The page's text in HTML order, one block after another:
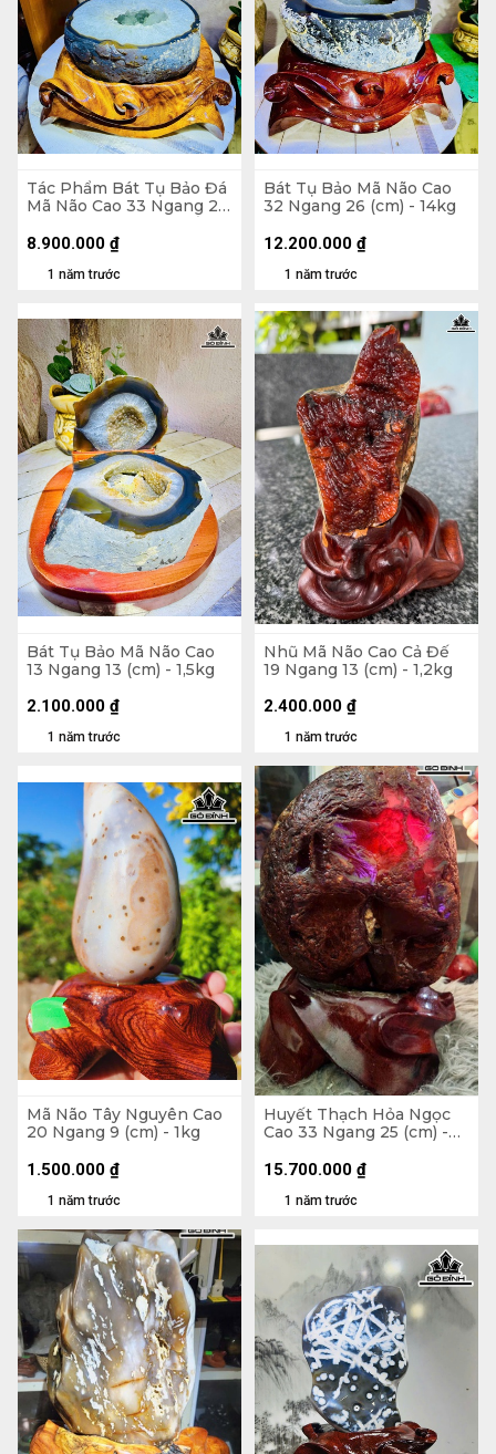
Tác Phẩm Bát Tụ Bảo Đá
Mã Não Cao 33 Ngang 23
(cm) - 12,8kg Luôn Đế
1 năm trước
8.900.000 ₫
Bát Tụ Bảo Mã Não Cao
32 Ngang 26 (cm) - 14kg
1 năm trước
12.200.000 ₫
Bát Tụ Bảo Mã Não Cao
13 Ngang 13 (cm) - 1,5kg
1 năm trước
2.100.000 ₫
Nhũ Mã Não Cao Cả Đế
19 Ngang 13 (cm) - 1,2kg
1 năm trước
2.400.000 ₫
Mã Não Tây Nguyên Cao
20 Ngang 9 (cm) - 1kg
1 năm trước
1.500.000 ₫
Huyết Thạch Hỏa Ngọc
Cao 33 Ngang 25 (cm) -
1 năm trước
15.700.000 ₫